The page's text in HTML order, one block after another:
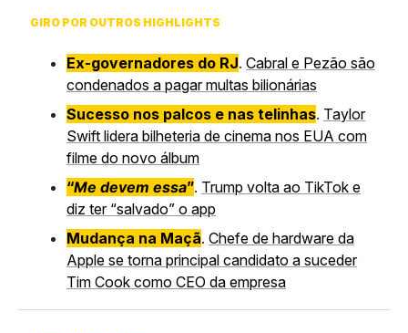
GIRO POR OUTROS HIGHLIGHTS
Ex-governadores do RJ. Cabral e Pezão são
condenados a pagar multas bilionárias
Sucesso nos palcos e nas telinhas. Taylor
Swift lidera bilheteria de cinema nos EUA com
filme do novo álbum
“Me devem essa”. Trump volta ao TikTok e
diz ter “salvado” o app
Mudança na Maçã. Chefe de hardware da
Apple se torna principal candidato a suceder
Tim Cook como CEO da empresa